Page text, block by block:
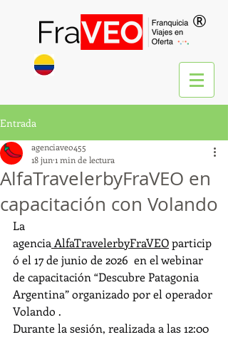
®
Entrada
AlfaTravelerbyFraVEO en
capacitación con Volando
agenciaveo455
18 jun1 min de lectura
La
agencia AlfaTravelerbyFraVEO particip
ó el 17 de junio de 2026  en el webinar
de capacitación “Descubre Patagonia
Argentina” organizado por el operador
Volando .
Durante la sesión, realizada a las 12:00